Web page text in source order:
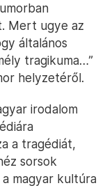
Mert ugye az
általános
tragikuma…”
helyzetéről.
irodalom
a tragédiát,
sorsok
magyar kultúra